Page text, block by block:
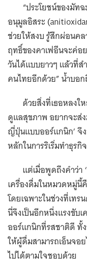
“ประโยชน์ของมัท
อนุมูลอิสระ
ช่วยให้สงบ รู้สึกผ่อนค
ฤทธิ์ของคาเฟอีนจะค่อ
วันได้แบบยาวๆ แล้วที่
คนไทยอีกด้วย” น้ำบอ
ด้วยสิ่งที่เธอหลงใ
ดูแลสุขภาพ อยากจะส่
ญี่ปุ่นแบบออร์แกนิก’ จึ
หลักในการริเริ่มทำธุรกิ
แต่เมื่อพูดถึงคำว่า
เครื่องดื่มในหมวดหมู่นี้
โดยเฉพาะในช่วงที่เท
นี่จึงเป็นอีกหนึ่งแรงขับ
ออร์แกนิกที่รสชาติดี ทั้
ให้ผู้ดื่มสามารถเอ็นจอ
ไปได้ตามใจชอบด้วย